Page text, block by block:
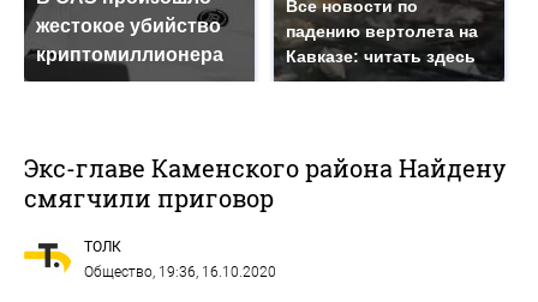
жестокое убийство
криптомиллионера
Все новости по
падению вертолета на
Кавказе: читать здесь
Экс-главе Каменского района Найдену
смягчили приговор
ТОЛК
Общество , 19:36, 16.10.2020